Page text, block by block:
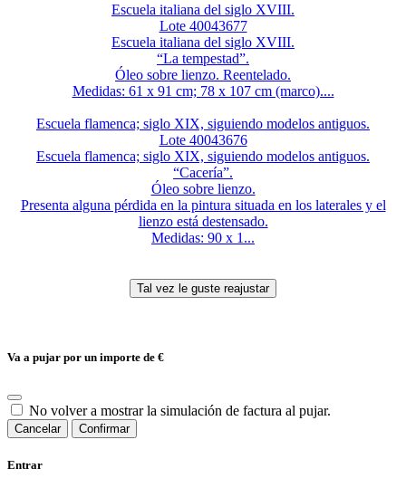
Escuela italiana del siglo XVIII.
Lote 40043677
Escuela italiana del siglo XVIII.
“La tempestad”.
Óleo sobre lienzo. Reentelado.
Medidas: 61 x 91 cm; 78 x 107 cm (marco)....
Escuela flamenca; siglo XIX, siguiendo modelos antiguos.
Lote 40043676
Escuela flamenca; siglo XIX, siguiendo modelos antiguos.
“Cacería”.
Óleo sobre lienzo.
Presenta alguna pérdida en la pintura situada en los laterales y el
lienzo está destensado.
Medidas: 90 x 1...
Va a pujar por un importe de €
No volver a mostrar la simulación de factura al pujar.
Cancelar Confirmar
Entrar